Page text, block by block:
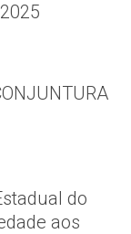
do
aos